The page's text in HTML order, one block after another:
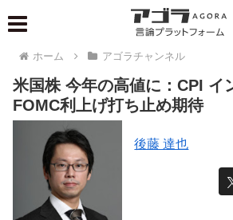
ホーム アゴラチャンネル
米国株 今年の高値に：CPI イ
FOMC利上げ打ち止め期待
後藤 達也